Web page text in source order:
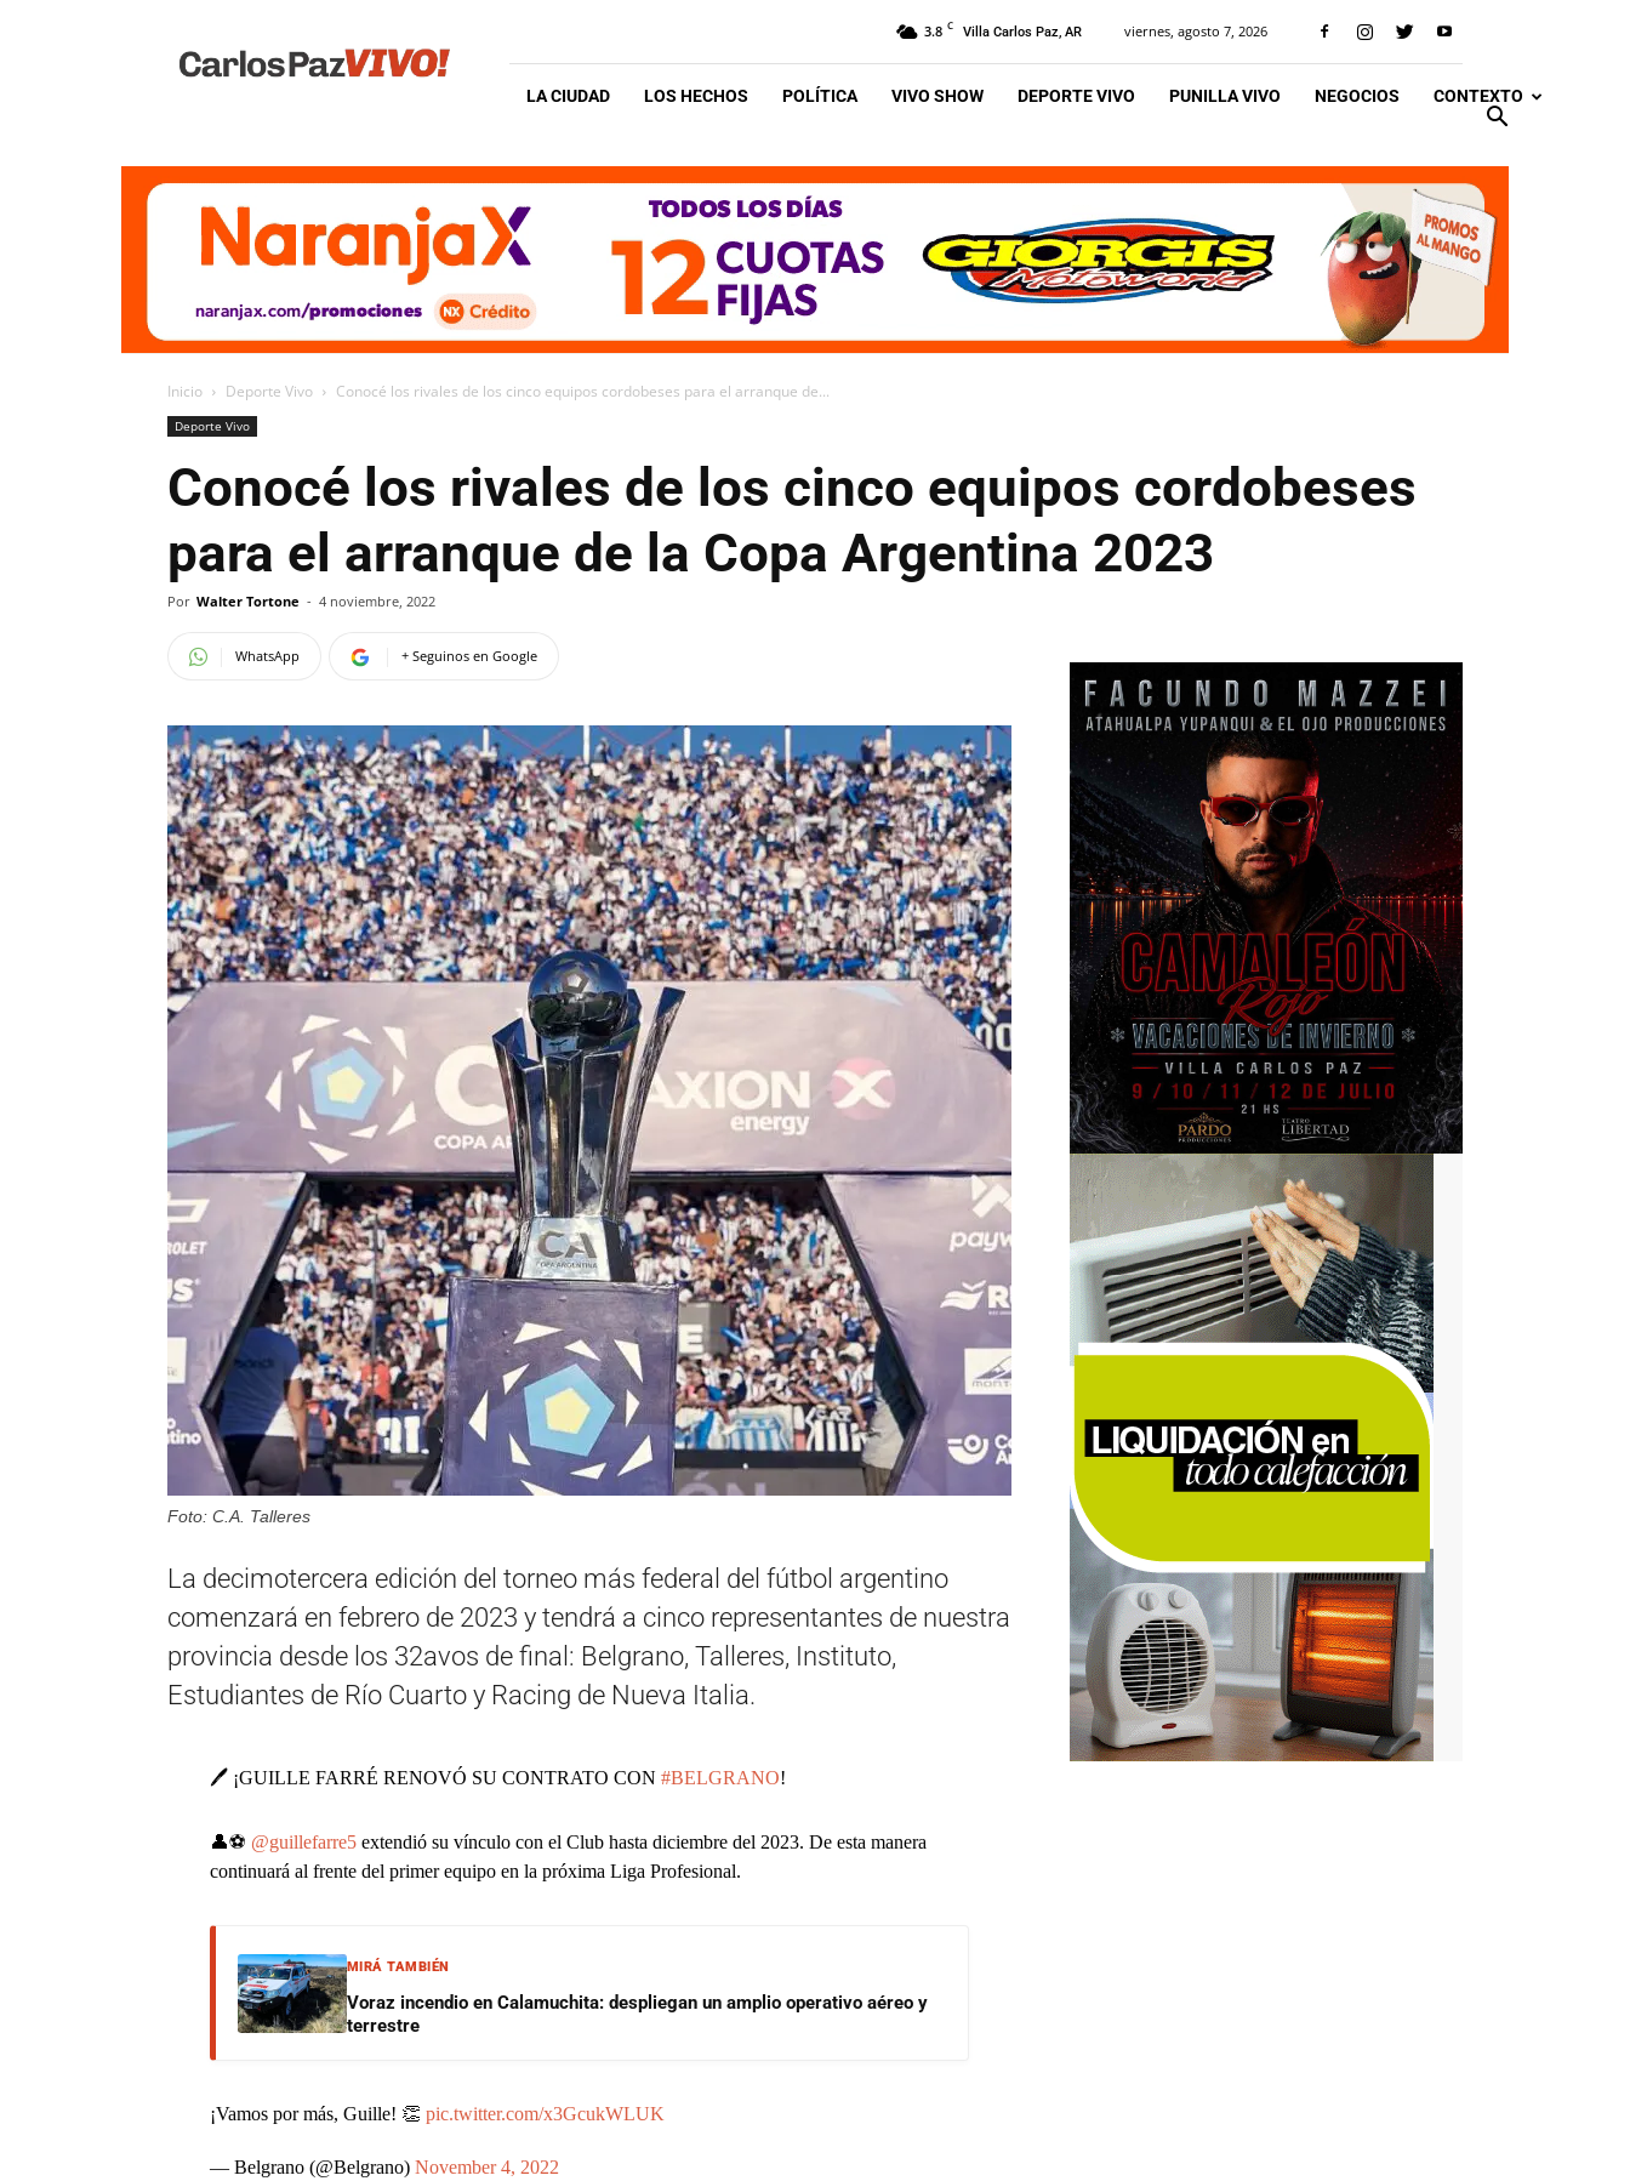
Vivo
3.8 C Villa Carlos Paz, AR viernes, agosto 7, 2026
LA CIUDAD LOS HECHOS POLÍTICA VIVO SHOW DEPORTE VIVO PUNILLA VIVO NEGOCIOS CONTEXTO
Inicio Deporte Vivo Conocé los rivales de los cinco equipos cordobeses para el arranque de...
Deporte Vivo
Conocé los rivales de los cinco equipos cordobeses
para el arranque de la Copa Argentina 2023
Por Walter Tortone - 4 noviembre, 2022
WhatsApp + Seguinos en Google
Foto: C.A. Talleres
La decimotercera edición del torneo más federal del fútbol argentino
comenzará en febrero de 2023 y tendrá a cinco representantes de nuestra
provincia desde los 32avos de final: Belgrano, Talleres, Instituto,
Estudiantes de Río Cuarto y Racing de Nueva Italia.
🖊 ¡GUILLE FARRÉ RENOVÓ SU CONTRATO CON #BELGRANO!
👤⚽ @guillefarre5extendió su vínculo con el Club hasta diciembre del 2023. De esta manera
continuará al frente del primer equipo en la próxima Liga Profesional.
MIRÁ TAMBIÉN
Voraz incendio en Calamuchita: despliegan un amplio operativo aéreo y
terrestre
¡Vamos por más, Guille! 👏 pic.twitter.com/x3GcukWLUK
— Belgrano (@Belgrano) November 4, 2022